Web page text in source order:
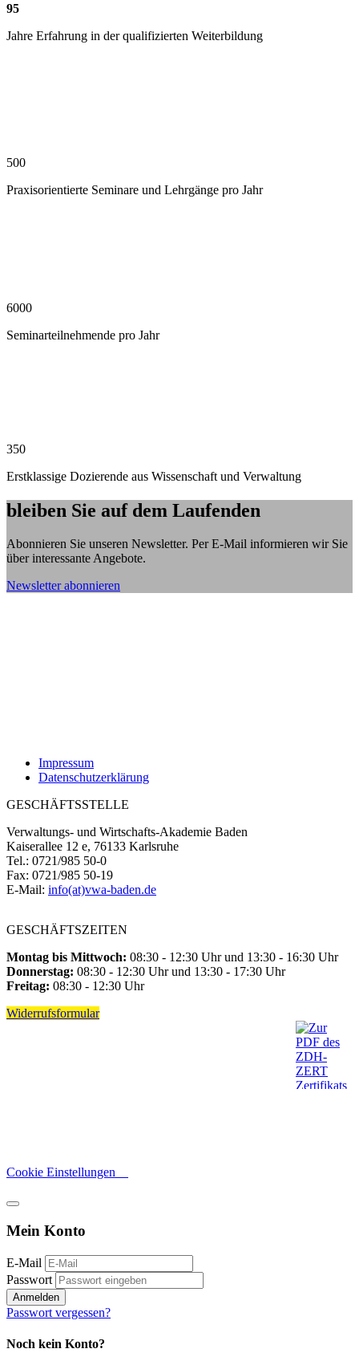
95
Jahre Erfahrung in der qualifizierten Weiterbildung
500
Praxisorientierte Seminare und Lehrgänge pro Jahr
6000
Seminarteilnehmende pro Jahr
350
Erstklassige Dozierende aus Wissenschaft und Verwaltung
bleiben Sie auf dem Laufenden
Abonnieren Sie unseren Newsletter. Per E-Mail informieren wir Sie
über interessante Angebote.
Newsletter abonnieren
Impressum
Datenschutzerklärung
GESCHÄFTSSTELLE
Verwaltungs- und Wirtschafts-Akademie Baden
Kaiserallee 12 e, 76133 Karlsruhe
Tel.: 0721/985 50-0
Fax: 0721/985 50-19
E-Mail: info(at)vwa-baden.de
GESCHÄFTSZEITEN
Montag bis Mittwoch: 08:30 - 12:30 Uhr und 13:30 - 16:30 Uhr
Donnerstag: 08:30 - 12:30 Uhr und 13:30 - 17:30 Uhr
Freitag: 08:30 - 12:30 Uhr
Widerrufsformular
Cookie Einstellungen
Mein Konto
E-Mail
Passwort
Anmelden
Passwort vergessen?
Noch kein Konto?